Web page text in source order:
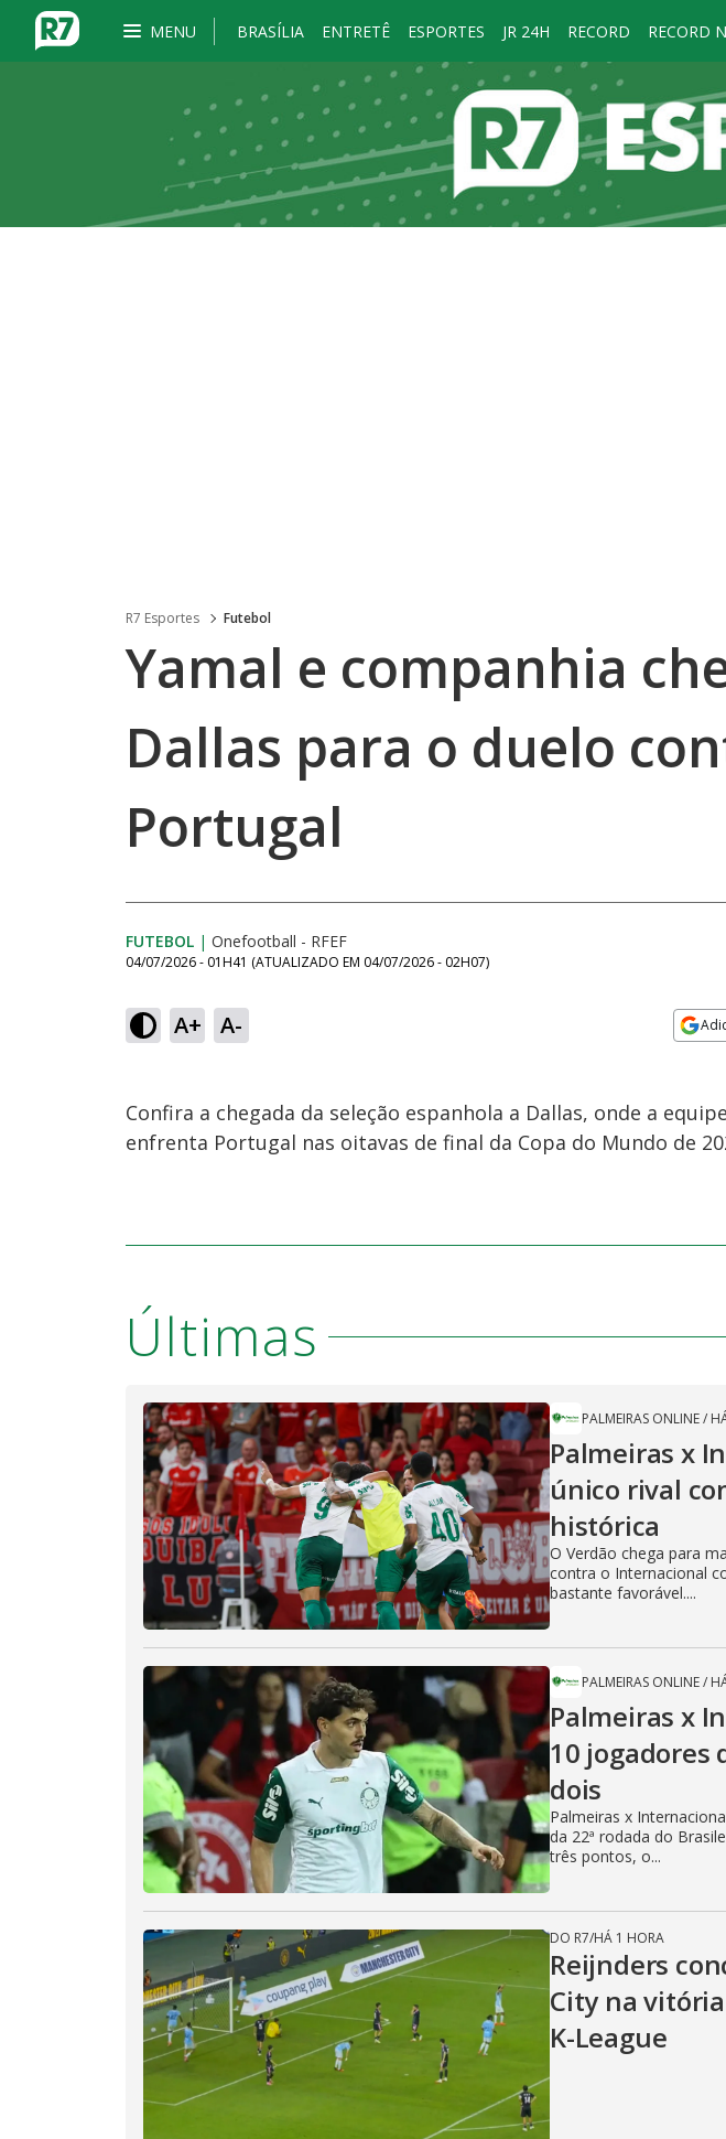
MENU BRASÍLIA ENTRETÊ ESPORTES JR 24H RECORD RECORD
R7 Esportes Futebol
Yamal e companhia
Dallas para o duelo
Portugal
FUTEBOL | Onefootball - RFEF
04/07/2026 - 01H41 (ATUALIZADO EM 04/07/2026 - 02H07)
A+ A-
Confira a chegada da seleção espanhola a Dallas, onde a
enfrenta Portugal nas oitavas de final da Copa do Mundo de
Últimas
PALMEIRAS ONLINE/
Palmeiras x
único rival
histórica
O Verdão chega para
contra o Internacional
bastante favorável....
PALMEIRAS ONLINE/
Palmeiras x
10 jogadores
dois
Palmeiras x
da 22ª rodada do
três pontos, o...
DO R7/HÁ 1 HORA
Reijnders
City na
K-League